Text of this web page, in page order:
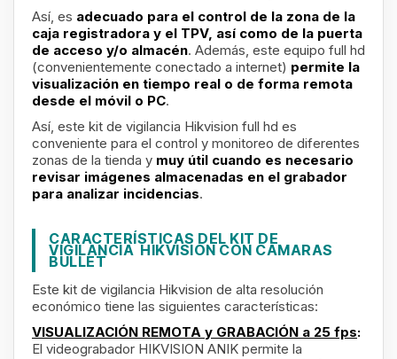
Así, es adecuado para el control de la zona de la
caja registradora y el TPV, así como de la puerta
de acceso y/o almacén. Además, este equipo full hd
(convenientemente conectado a internet) permite la
visualización en tiempo real o de forma remota
desde el móvil o PC.
Así, este kit de vigilancia Hikvision full hd es
conveniente para el control y monitoreo de diferentes
zonas de la tienda y muy útil cuando es necesario
revisar imágenes almacenadas en el grabador
para analizar incidencias.
CARACTERÍSTICAS DEL KIT DE
VIGILANCIA HIKVISION CON CÁMARAS
BULLET
Este kit de vigilancia Hikvision de alta resolución
económico tiene las siguientes características:
VISUALIZACIÓN REMOTA y GRABACIÓN a 25 fps:
El videograbador HIKVISION ANIK permite la